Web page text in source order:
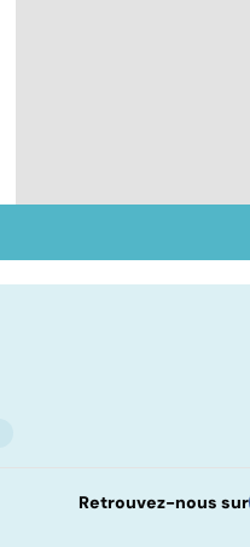
passage à l'acte
Retrouvez-nous sur